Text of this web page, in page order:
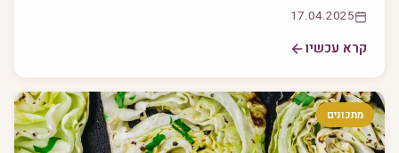
17.04.2025
קרא עכשיו
מתכונים